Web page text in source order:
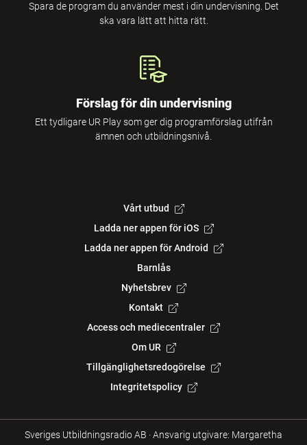
Spara de program du använder mest i din undervisning. Det
ska vara lätt att hitta rätt.
Förslag för din undervisning
Ett tydligare UR Play som ger dig programförslag utifrån
ämnen och utbildningsnivå.
Vårt utbud
Ladda ner appen för iOS
Ladda ner appen för Android
Barnlås
Nyhetsbrev
Kontakt
Access och mediecentraler
Om UR
Tillgänglighetsredogörelse
Integritetspolicy
Sveriges Utbildningsradio AB ·Ansvarig utgivare: Margaretha